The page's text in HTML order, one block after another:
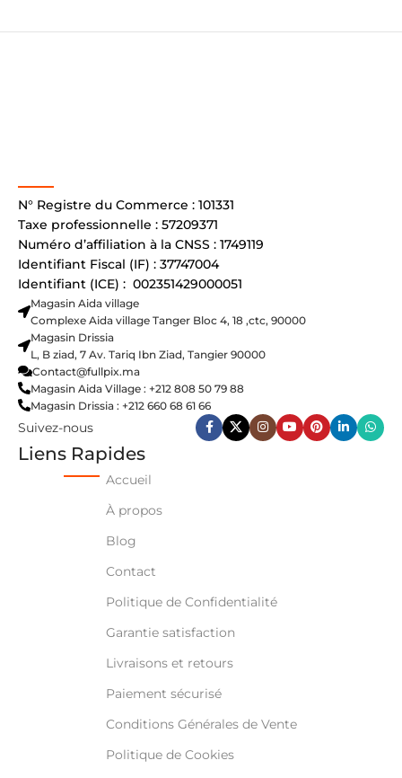
N° Registre du Commerce : 101331
Taxe professionnelle : 57209371
Numéro d’affiliation à la CNSS : 1749119
Identifiant Fiscal (IF) : 37747004
Identifiant (ICE) : 002351429000051
Magasin Aida village
Complexe Aida village Tanger Bloc 4, 18 ,ctc, 90000
Magasin Drissia
L, B ziad, 7 Av. Tariq Ibn Ziad, Tangier 90000
Contact@fullpix.ma
Magasin Aida Village : +212 808 50 79 88
Magasin Drissia : +212 660 68 61 66
Suivez-nous
Liens Rapides
Accueil
À propos
Blog
Contact
Politique de Confidentialité
Garantie satisfaction
Livraisons et retours
Paiement sécurisé
Conditions Générales de Vente
Politique de Cookies